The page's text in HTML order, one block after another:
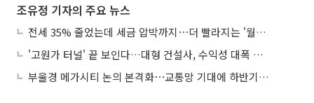
조유정 기자의 주요 뉴스
전세 35% 줄었는데 세금 압박까지⋯더 빨라지는 '월세화'
'고원가 터널' 끝 보인다…대형 건설사, 수익성 대폭 개선
부울경 메가시티 논의 본격화⋯교통망 기대에 하반기 분양시장 '주목'